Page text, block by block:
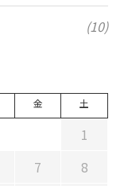
(10)
金 土
1
7
8